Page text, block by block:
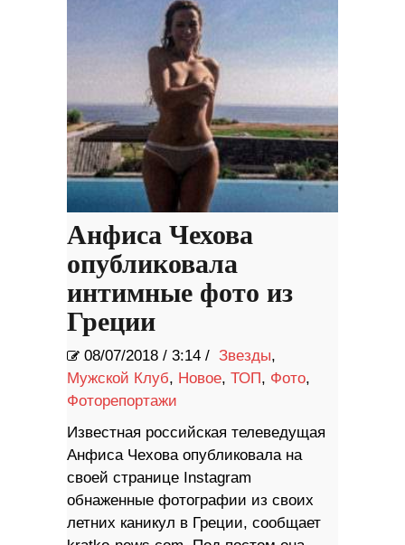
Анфиса Чехова
опубликовала
интимные фото из
Греции
08/07/2018 / 3:14 / Звезды,
Мужской Клуб, Новое, ТОП, Фото,
Фоторепортажи
Известная российская телеведущая
Анфиса Чехова опубликовала на
своей странице Instagram
обнаженные фотографии из своих
летних каникул в Греции, сообщает